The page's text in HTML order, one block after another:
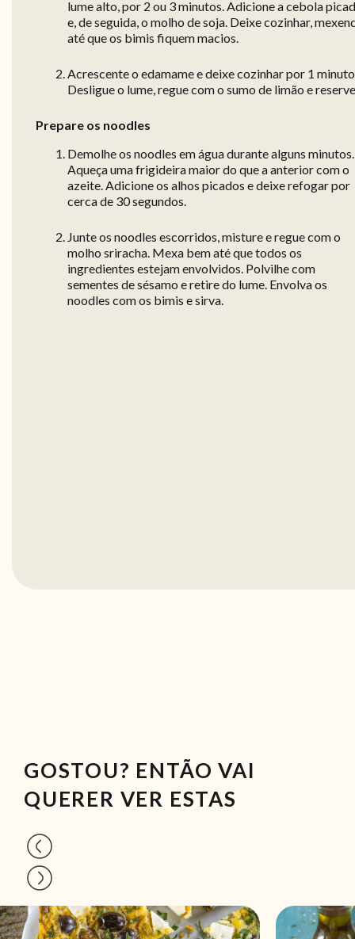
lume alto, por 2 ou 3 minutos. Adicione a cebola
e, de seguida, o molho de soja. Deixe cozinhar,
até que os bimis fiquem macios.
Acrescente o edamame e deixe cozinhar por 1
Desligue o lume, regue com o sumo de limão e
Prepare os noodles
Demolhe os noodles em água durante alguns minutos.
Aqueça uma frigideira maior do que a anterior com o
azeite. Adicione os alhos picados e deixe refogar por
cerca de 30 segundos.
Junte os noodles escorridos, misture e regue com o
molho sriracha. Mexa bem até que todos os
ingredientes estejam envolvidos. Polvilhe com
sementes de sésamo e retire do lume. Envolva os
noodles com os bimis e sirva.
GOSTOU? ENTÃO VAI
QUERER VER ESTAS